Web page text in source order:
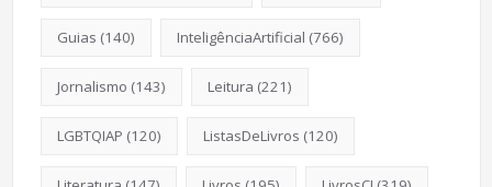
Guias (140) InteligênciaArtificial (766)
Jornalismo (143) Leitura (221)
LGBTQIAP (120) ListasDeLivros (120)